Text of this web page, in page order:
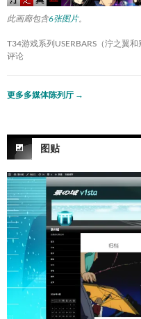
此画廊包含6张图片。
T34游戏系列USERBARS（泞之翼和
评论
更多多媒体陈列厅 →
图贴